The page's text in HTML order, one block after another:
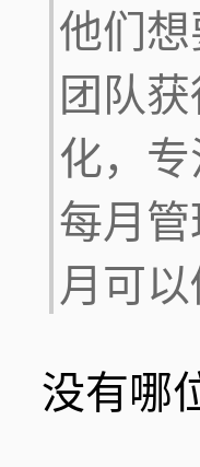
他们
团队
化，
每月
月可
没有哪